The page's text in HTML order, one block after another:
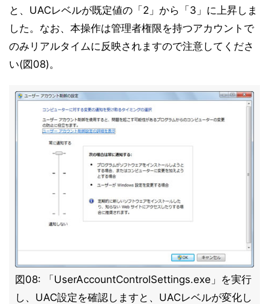
と、UACレベルが既定値の「2」から「3」に上昇しま
した。なお、本操作は管理者権限を持つアカウントで
のみリアルタイムに反映されますので注意してくださ
い(図08)。
図08: 「UserAccountControlSettings.exe」を実行
し、UAC設定を確認しますと、UACレベルが変化し